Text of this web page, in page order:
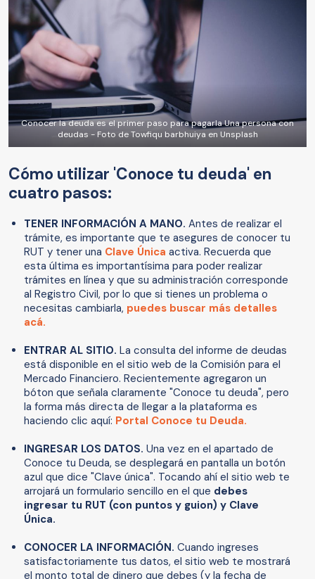
Conocer la deuda es el primer paso para pagarla Una persona con
deudas - Foto de Towfiqu barbhuiya en Unsplash
Cómo utilizar 'Conoce tu deuda' en
cuatro pasos:
TENER INFORMACIÓN A MANO. Antes de realizar el
trámite, es importante que te asegures de conocer tu
RUT y tener una Clave Única activa. Recuerda que
esta última es importantísima para poder realizar
trámites en línea y que su administración corresponde
al Registro Civil, por lo que si tienes un problema o
necesitas cambiarla, puedes buscar más detalles
acá.
ENTRAR AL SITIO. La consulta del informe de deudas
está disponible en el sitio web de la Comisión para el
Mercado Financiero. Recientemente agregaron un
bóton que señala claramente "Conoce tu deuda", pero
la forma más directa de llegar a la plataforma es
haciendo clic aquí: Portal Conoce tu Deuda.
INGRESAR LOS DATOS. Una vez en el apartado de
Conoce tu Deuda, se desplegará en pantalla un botón
azul que dice "Clave única". Tocando ahí el sitio web te
arrojará un formulario sencillo en el que debes
ingresar tu RUT (con puntos y guion) y Clave
Única.
CONOCER LA INFORMACIÓN. Cuando ingreses
satisfactoriamente tus datos, el sitio web te mostrará
el monto total de dinero que debes (y la fecha de